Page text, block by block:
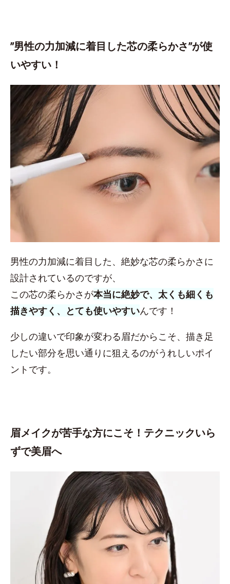
”男性の力加減に着目した芯の柔らかさ”が使
いやすい！
男性の力加減に着目した、絶妙な芯の柔らかさに
設計されているのですが、
この芯の柔らかさが本当に絶妙で、太くも細くも
描きやすく、とても使いやすいんです！
少しの違いで印象が変わる眉だからこそ、描き足
したい部分を思い通りに狙えるのがうれしいポイ
ントです。
眉メイクが苦手な方にこそ！テクニックいら
ずで美眉へ